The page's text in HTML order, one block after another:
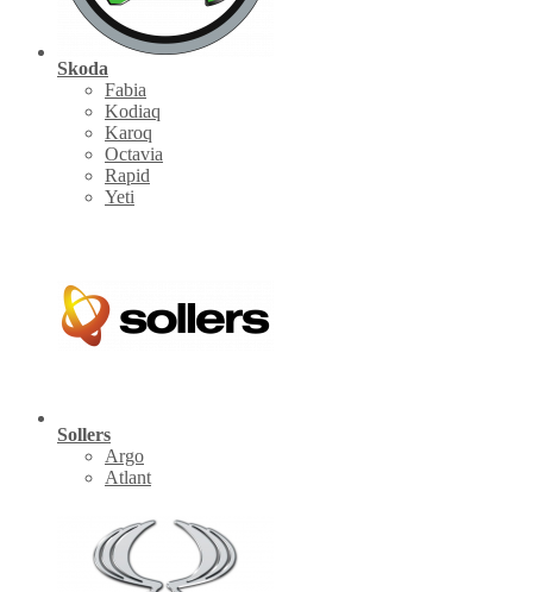
Skoda
Fabia
Kodiaq
Karoq
Octavia
Rapid
Yeti
Sollers
Argo
Atlant